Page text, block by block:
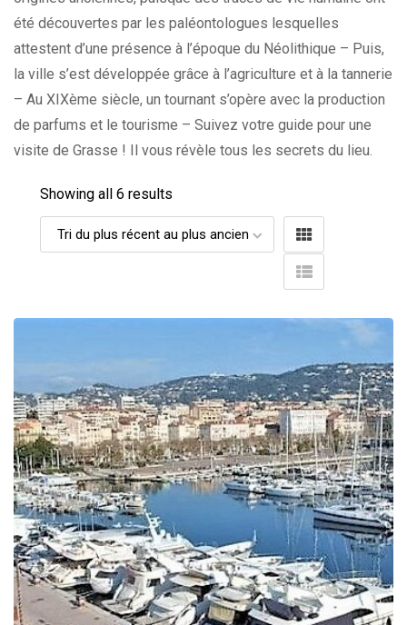
été découvertes par les paléontologues lesquelles
attestent d’une présence à l’époque du Néolithique – Puis,
la ville s’est développée grâce à l’agriculture et à la tannerie
– Au XIXème siècle, un tournant s’opère avec la production
de parfums et le tourisme – Suivez votre guide pour une
visite de Grasse ! Il vous révèle tous les secrets du lieu.
Showing all 6 results